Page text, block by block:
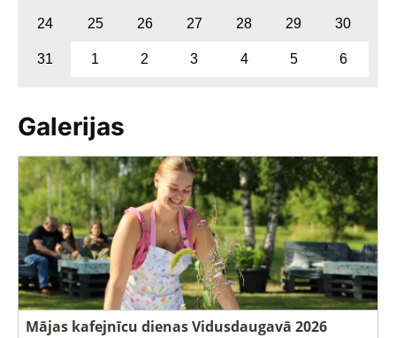
24 25 26 27 28 29 30
31 1 2 3 4 5 6
Galerijas
Mājas kafejnīcu dienas Vidusdaugavā 2026